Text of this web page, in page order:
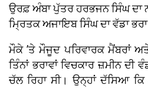
ਉਰਫ਼ ਅੰਬਾ ਪੁੱਤਰ ਹਰਭਜਨ ਸਿੰਘ
ਮ੍ਰਿਤਕ ਅਜਾਇਬ ਸਿੰਘ ਦਾ ਵੱਡਾ
ਮੌਕੇ ’ਤੇ ਮੌਜੂਦ ਪਰਿਵਾਰਕ ਮੈਂਬਰਾਂ
ਤਿੰਨਾਂ ਭਰਾਵਾਂ ਵਿਚਕਾਰ ਜ਼ਮੀਨ
ਚੱਲ ਰਿਹਾ ਸੀ। ਉਨ੍ਹਾਂ ਦੱਸਿਆ ਕਿ